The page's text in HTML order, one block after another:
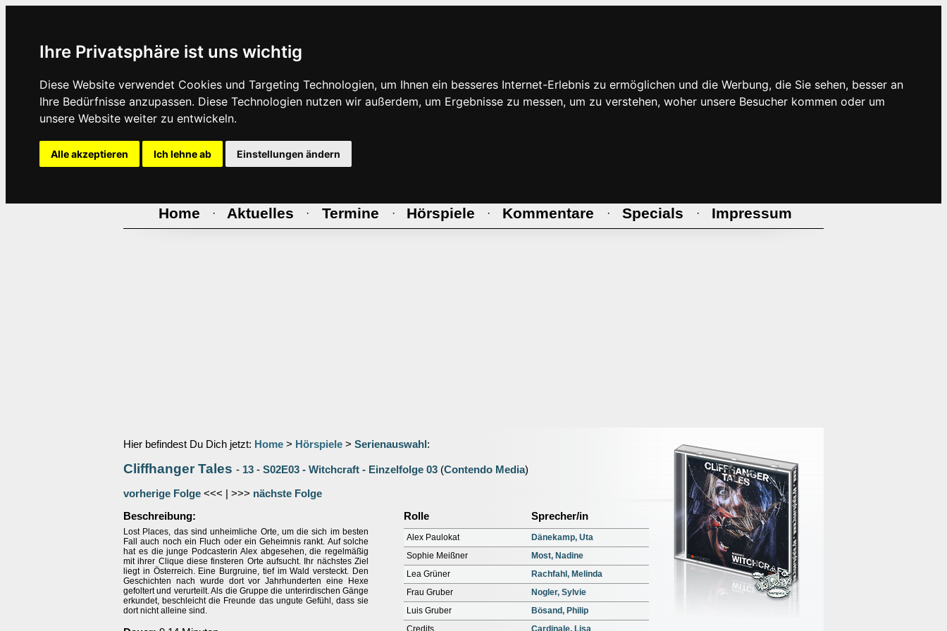
Ihre Privatsphäre ist uns wichtig
Diese Website verwendet Cookies und Targeting Technologien, um Ihnen ein besseres Internet-Erlebnis zu ermöglichen und die Werbung, die Sie sehen, besser an
Ihre Bedürfnisse anzupassen. Diese Technologien nutzen wir außerdem, um Ergebnisse zu messen, um zu verstehen, woher unsere Besucher kommen oder um
unsere Website weiter zu entwickeln.
Alle akzeptieren Ich lehne ab Einstellungen ändern
Home · Aktuelles · Termine · Hörspiele · Kommentare · Specials · Impressum
Hier befindest Du Dich jetzt: Home > Hörspiele > Serienauswahl :
Cliffhanger Tales - 13 - S02E03 - Witchcraft - Einzelfolge 03 (Contendo Media)
vorherige Folge <<< | >>> nächste Folge
Beschreibung:
Lost Places, das sind unheimliche Orte, um die sich im besten
Fall auch noch ein Fluch oder ein Geheimnis rankt. Auf solche
hat es die junge Podcasterin Alex abgesehen, die regelmäßig
mit ihrer Clique diese finsteren Orte aufsucht. Ihr nächstes Ziel
liegt in Österreich. Eine Burgruine, tief im Wald versteckt. Den
Geschichten nach wurde dort vor Jahrhunderten eine Hexe
gefoltert und verurteilt. Als die Gruppe die unterirdischen Gänge
erkundet, beschleicht die Freunde das ungute Gefühl, dass sie
dort nicht alleine sind.
Rolle Sprecher/in
Alex Paulokat
Dänekamp, Uta
Sophie Meißner
Most, Nadine
Lea Grüner
Rachfahl, Melinda
Frau Gruber
Nogler, Sylvie
Luis Gruber
Bösand, Philip
Credits
Cardinale, Lisa